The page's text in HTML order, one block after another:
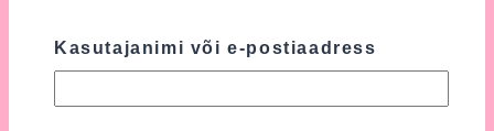
rohkem, seda uhkem!”, siis võtke meiega
ühendust e-maili teel, kuna lisaks lutiketile
Kasutajanimi või e-postiaadress